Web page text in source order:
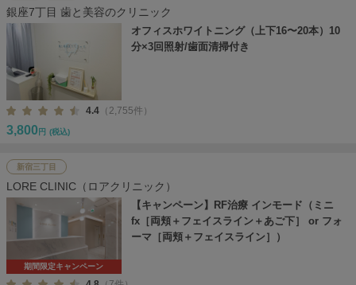
銀座7丁目 歯と美容のクリニック
オフィスホワイトニング（上下16〜20本）10
分×3回照射/歯面清掃付き
4.4 （2,755件）
3,800 円 (税込)
新宿三丁目
LORE CLINIC（ロアクリニック）
期間限定キャンペーン
【キャンペーン】RF治療 インモード（ミニ
fx［両頬＋フェイスライン＋あご下］ or フォ
ーマ［両頬＋フェイスライン］）